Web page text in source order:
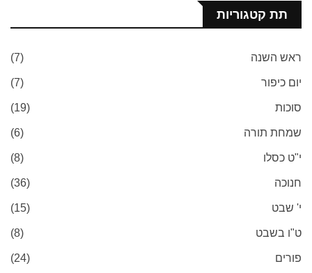
תת קטגוריות
ראש השנה (7)
יום כיפור (7)
סוכות (19)
שמחת תורה (6)
י"ט כסלו (8)
חנוכה (36)
י' שבט (15)
ט"ו בשבט (8)
פורים (24)